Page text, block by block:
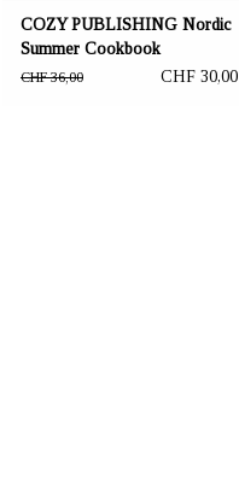
COZY PUBLISHING Nordic
Summer Cookbook
CHF 36,00 CHF 30,00